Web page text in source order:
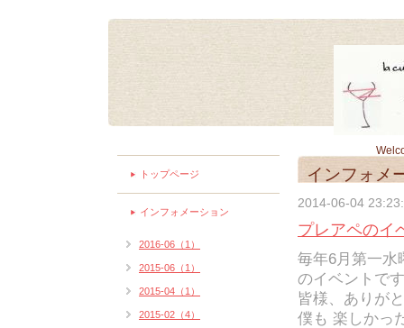
インフォメ
2014-06-04
プレアペの
毎年6月第一水
のイベントで
皆様、ありが
僕も 楽しかっ
トップページ
インフォメーション
2016-06（1）
2015-06（1）
2015-04（1）
2015-02（4）